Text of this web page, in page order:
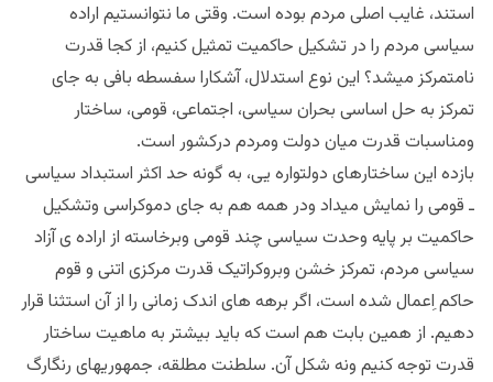
استند، غایب اصلی مردم بوده است. وقتی ما نتوانستیم اراده
سیاسی مردم را در تشکیل حاکمیت تمثیل کنیم، از کجا قدرت
نامتمرکز میشد؟ این نوع استدلال، آشکارا سفسطه بافی به جای
تمرکز به حل اساسی بحران سیاسی، اجتماعی، قومی، ساختار
ومناسبات قدرت میان دولت ومردم درکشور است.
بازده این ساختارهای دولتواره یی، به گونه حد اکثر استبداد سیاسی
ـ قومی را نمایش میداد ودر همه هم به جای دموکراسی وتشکیل
حاکمیت بر پایه وحدت سیاسی چند قومی وبرخاسته از اراده ی آزاد
سیاسی مردم، تمرکز خشن وبروکراتیک قدرت مرکزی اتنی و قوم
حاکم اِعمال شده است، اگر برهه های اندک زمانی را از آن استثنا قرار
دهیم. از همین بابت هم است که باید بیشتر به ماهیت ساختار
قدرت توجه کنیم ونه شکل آن. سلطنت مطلقه، جمهوریهای رنگارگ